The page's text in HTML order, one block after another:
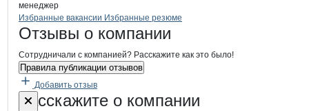
менеджер
Брендыкомпани Яровой Анатолий
Вакансии вЯровой Анатолий
Избранные вакансии Избранные резюме
Новости oЯровой Анатолий
Отзывы о компании
Сотрудничали с компанией? Расскажите как это было!
Правила публикации отзывов
Добавить отзыв
Расскажите о компании
Форма обратной связи о